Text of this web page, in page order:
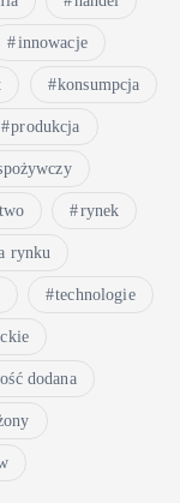
innowacje
konsumpcja
produkcja
rynek
rynku
technologie
dodana